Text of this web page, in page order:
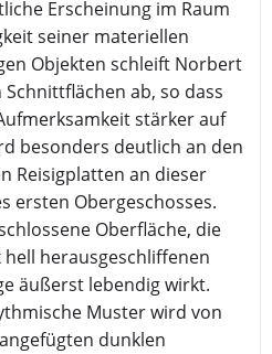
Erscheinung im Raum
seiner materiellen
Objekten schleift Norbert
ab, so dass
stärker auf
besonders deutlich an den
Reisigplatten an dieser
ersten Obergeschosses.
Oberfläche, die
herausgeschliffenen
äußerst lebendig wirkt.
Muster wird von
dunklen